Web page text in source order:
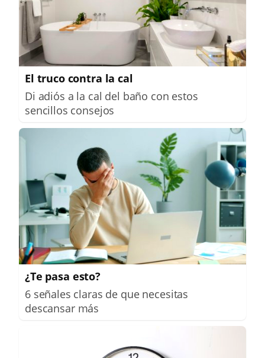
El truco contra la cal
Di adiós a la cal del baño con estos
sencillos consejos
¿Te pasa esto?
6 señales claras de que necesitas
descansar más